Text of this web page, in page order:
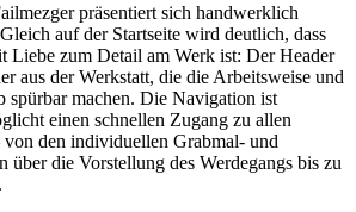
präsentiert sich handwerklich
auf der Startseite wird deutlich, dass
Liebe zum Detail am Werk ist: Der Header
aus der Werkstatt, die die Arbeitsweise und
spürbar machen. Die Navigation ist
einen schnellen Zugang zu allen
den individuellen Grabmal- und
über die Vorstellung des Werdegangs bis zu